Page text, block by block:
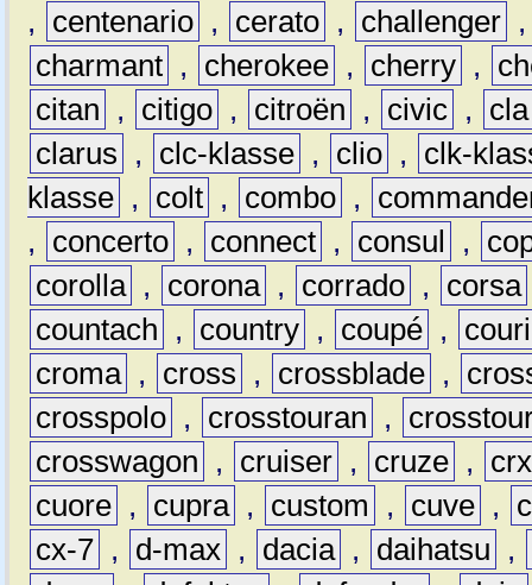
,
centenario , cerato , challenger
charmant , cherokee , cherry ,
citan
, citigo , citroën , civic ,
cla
clarus
, clc-klasse , clio ,
clk-
klasse , colt , combo ,
,
concerto , connect , consul ,
corolla , corona , corrado , corsa
countach
, country , coupé ,
croma , cross , crossblade ,
crosspolo , crosstouran ,
crosswagon
, cruiser , cruze ,
crx
cuore , cupra , custom , cuve ,
cx-7 , d-max , dacia , daihatsu
,